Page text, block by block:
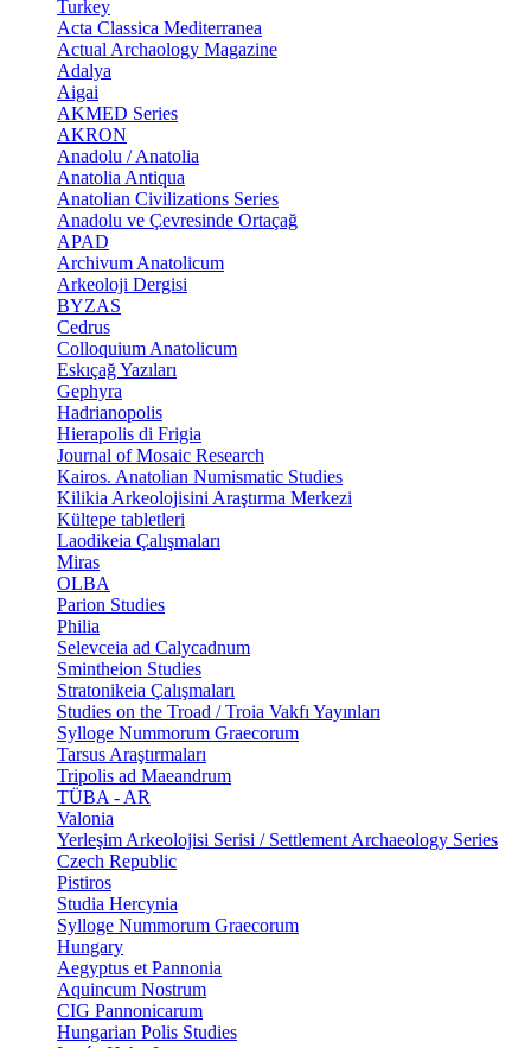
Turkey
Acta Classica Mediterranea
Actual Archaology Magazine
Adalya
Aigai
AKMED Series
AKRON
Anadolu / Anatolia
Anatolia Antiqua
Anatolian Civilizations Series
Anadolu ve Çevresinde Ortaçağ
APAD
Archivum Anatolicum
Arkeoloji Dergisi
BYZAS
Cedrus
Colloquium Anatolicum
Eskıçağ Yazıları
Gephyra
Hadrianopolis
Hierapolis di Frigia
Journal of Mosaic Research
Kairos. Anatolian Numismatic Studies
Kilikia Arkeolojisini Araştırma Merkezi
Kültepe tabletleri
Laodikeia Çalışmaları
Miras
OLBA
Parion Studies
Philia
Selevceia ad Calycadnum
Smintheion Studies
Stratonikeia Çalışmaları
Studies on the Troad / Troia Vakfı Yayınları
Sylloge Nummorum Graecorum
Tarsus Araştırmaları
Tripolis ad Maeandrum
TÜBA - AR
Valonia
Yerleşim Arkeolojisi Serisi / Settlement Archaeology Series
Czech Republic
Pistiros
Studia Hercynia
Sylloge Nummorum Graecorum
Hungary
Aegyptus et Pannonia
Aquincum Nostrum
CIG Pannonicarum
Hungarian Polis Studies